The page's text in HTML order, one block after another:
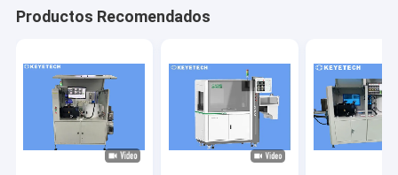
Productos Recomendados